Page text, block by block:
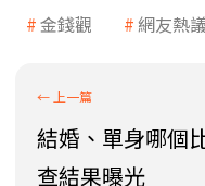
金錢觀
網友熱
結婚、單身哪個
查結果曝光